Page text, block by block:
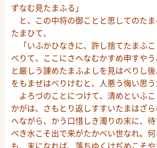
ずなむ見たまふる」
と、この中将の御ことと思してのた
たまひて、
「いふかひなきに、許し捨てたまふ
べりて、ここにさへなむかすめ申すや
と厳しう諌めたまふよしを見はべりし
をもまぜはべりけむと、人悪う悔い思う
よろづのことにつけて、清めといふ
かがは、さもとり返しすすいたまはざ
へながら、かう口惜しき濁りの末に、
べき水こそ出で来がたかべい世なれ。